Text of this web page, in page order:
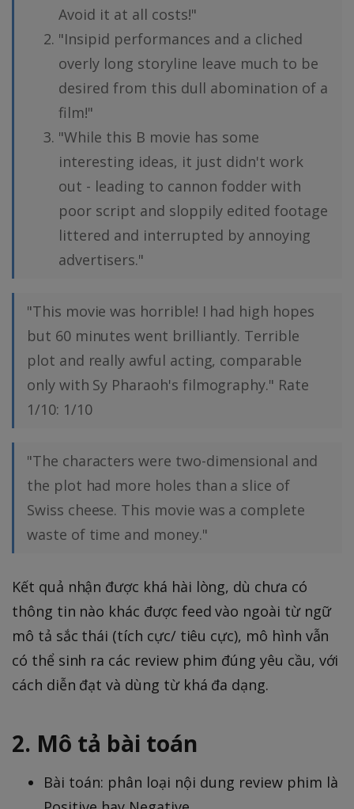
Avoid it at all costs!"
"Insipid performances and a cliched
overly long storyline leave much to be
desired from this dull abomination of a
film!"
"While this B movie has some
interesting ideas, it just didn't work
out - leading to cannon fodder with
poor script and sloppily edited footage
littered and interrupted by annoying
advertisers."
"This movie was horrible! I had high hopes
but 60 minutes went brilliantly. Terrible
plot and really awful acting, comparable
only with Sy Pharaoh's filmography." Rate
1/10: 1/10
"The characters were two-dimensional and
the plot had more holes than a slice of
Swiss cheese. This movie was a complete
waste of time and money."
Kết quả nhận được khá hài lòng, dù chưa có
thông tin nào khác được feed vào ngoài từ ngữ
mô tả sắc thái (tích cực/ tiêu cực), mô hình vẫn
có thể sinh ra các review phim đúng yêu cầu, với
cách diễn đạt và dùng từ khá đa dạng.
2. Mô tả bài toán
Bài toán: phân loại nội dung review phim là